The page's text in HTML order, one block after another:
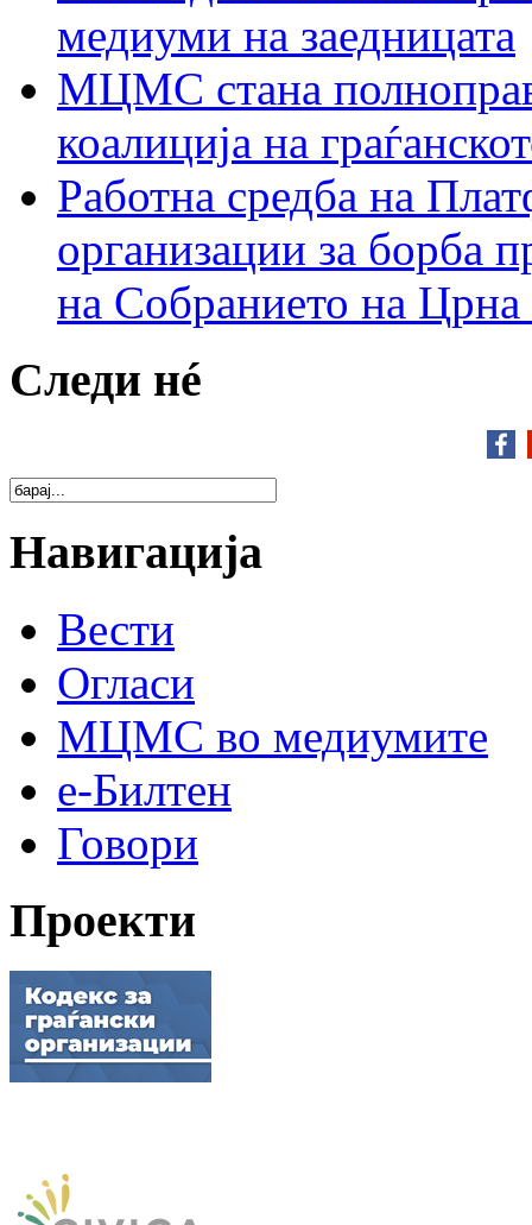
медиуми на заедницата
МЦМС стана
коалиција на
Работна средба на
организации за борба
на Собранието на Црна
Следи нé
Навигација
Вести
Огласи
МЦМС во медиумите
е-Билтен
Говори
Проекти